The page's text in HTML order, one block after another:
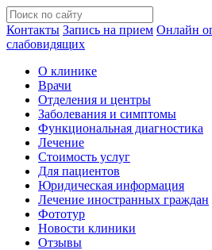
Контакты Запись на прием Онлайн
слабовидящих
О клинике
Врачи
Отделения и центры
Заболевания и симптомы
Функциональная диагностика
Лечение
Стоимость услуг
Для пациентов
Юридическая информация
Лечение иностранных граждан
Фототур
Новости клиники
Отзывы